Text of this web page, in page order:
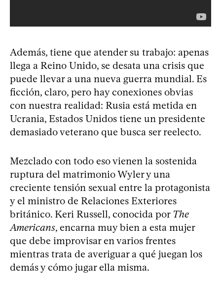
Además, tiene que atender su trabajo: apenas
llega a Reino Unido, se desata una crisis que
puede llevar a una nueva guerra mundial. Es
ficción, claro, pero hay conexiones obvias
con nuestra realidad: Rusia está metida en
Ucrania, Estados Unidos tiene un presidente
demasiado veterano que busca ser reelecto.
Mezclado con todo eso vienen la sostenida
ruptura del matrimonio Wyler y una
creciente tensión sexual entre la protagonista
y el ministro de Relaciones Exteriores
británico. Keri Russell, conocida por The
Americans, encarna muy bien a esta mujer
que debe improvisar en varios frentes
mientras trata de averiguar a qué juegan los
demás y cómo jugar ella misma.